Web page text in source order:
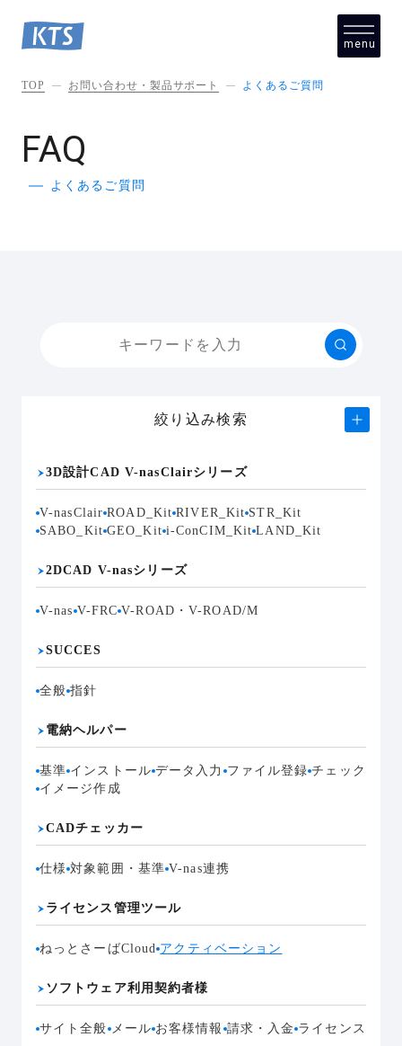
menu
close
TOP お問い合わせ・製品サポート よくあるご質問
FAQ
よくあるご質問
絞り込み検索
3D設計CAD V-nasClairシリーズ
V-nasClair ROAD_Kit RIVER_Kit STR_Kit
SABO_Kit GEO_Kit i-ConCIM_Kit LAND_Kit
2DCAD V-nasシリーズ
V-nas V-FRC V-ROAD・V-ROAD/M
SUCCES
全般 指針
電納ヘルパー
基準 インストール データ入力 ファイル登録 チェック
イメージ作成
CADチェッカー
仕様 対象範囲・基準 V-nas連携
ライセンス管理ツール
ねっとさーばCloud アクティベーション
ソフトウェア利用契約者様
サイト全般 メール お客様情報 請求・入金 ライセンス